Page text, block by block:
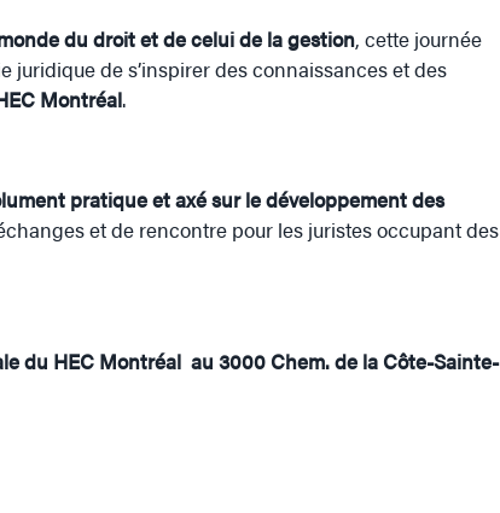
du droit et de celui de la gestion, cette journée
juridique de s’inspirer des connaissances et des
Montréal.
pratique et axé sur le développement des
et de rencontre pour les juristes occupant des
du HEC Montréal au 3000 Chem. de la Côte-Sainte-